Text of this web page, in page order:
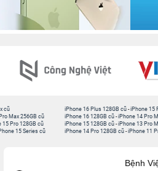
cũ
Max 256GB cũ
15 Pro 128GB cũ
15 Series cũ
iPhone 16 Plus 128GB cũ -iPhone 15
iPhone 16 128GB cũ -iPhone 14 Pro
iPhone 15 128GB cũ -iPhone 13 Pro
iPhone 14 Pro 128GB cũ -iPhone 11
Bệnh